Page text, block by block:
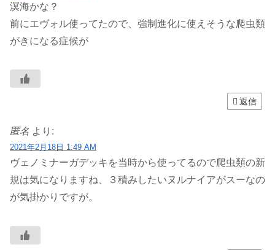
溟海かな？
前にエヴォル使ってたので、強制進化に使えそうな爬虫類
がきになる症候が
返信
匿名 より:
2021年2月18日 1:49 AM
ヴェノミナーガデッキを当時から使ってるので爬虫類の新
規は気になりますね、３積みしたいヌルナイアがスーなの
が気掛かりですが。